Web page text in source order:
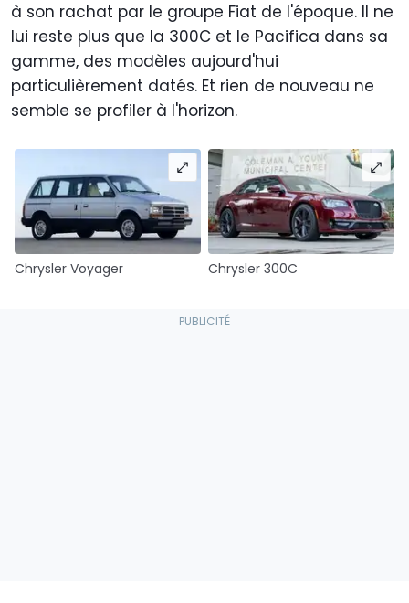
à son rachat par le groupe Fiat de l'époque. Il ne
lui reste plus que la 300C et le Pacifica dans sa
gamme, des modèles aujourd'hui
particulièrement datés. Et rien de nouveau ne
semble se profiler à l'horizon.
Chrysler Voyager Chrysler 300C